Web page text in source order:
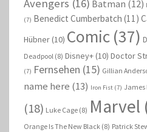
Avengers (16) Batman (12)
(7) Benedict Cumberbatch (11)
Hübner (10) Comic (37)
Deadpool (8) Disney+ (10) Doctor
(7) Fernsehen (15) Gillian
name here (13) Iron Fist (7) James
(18) Luke Cage (8) Marvel
Orange Is The New Black (8) Patrick